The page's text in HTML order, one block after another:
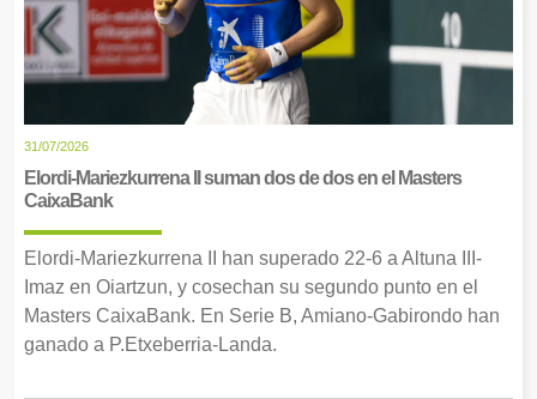
31/07/2026
Elordi-Mariezkurrena II suman dos de dos en el Masters
CaixaBank
Elordi-Mariezkurrena II han superado 22-6 a Altuna III-
Imaz en Oiartzun, y cosechan su segundo punto en el
Masters CaixaBank. En Serie B, Amiano-Gabirondo han
ganado a P.Etxeberria-Landa.